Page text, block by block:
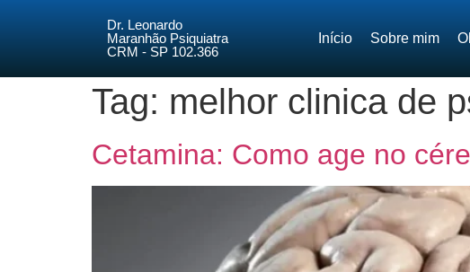
Dr. Leonardo
Maranhão Psiquiatra
CRM - SP 102.366
Início Sobre mim
Tag: melhor clinica de
Cetamina: Como age no